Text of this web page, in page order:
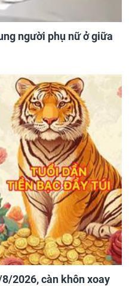
người phụ nữ ở giữa
2026, càn khôn xoay